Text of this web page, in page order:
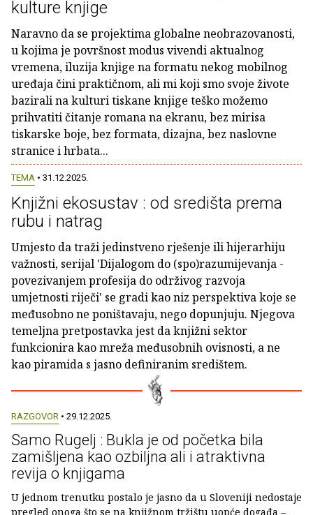
kulture knjige
Naravno da se projektima globalne neobrazovanosti,
u kojima je površnost modus vivendi aktualnog
vremena, iluzija knjige na formatu nekog mobilnog
uređaja čini praktičnom, ali mi koji smo svoje živote
bazirali na kulturi tiskane knjige teško možemo
prihvatiti čitanje romana na ekranu, bez mirisa
tiskarske boje, bez formata, dizajna, bez naslovne
stranice i hrbata...
TEMA • 31.12.2025.
Knjižni ekosustav : od središta prema
rubu i natrag
Umjesto da traži jedinstveno rješenje ili hijerarhiju
važnosti, serijal 'Dijalogom do (spo)razumijevanja -
povezivanjem profesija do održivog razvoja
umjetnosti riječi' se gradi kao niz perspektiva koje se
međusobno ne poništavaju, nego dopunjuju. Njegova
temeljna pretpostavka jest da knjižni sektor
funkcionira kao mreža međusobnih ovisnosti, a ne
kao piramida s jasno definiranim središtem.
RAZGOVOR • 29.12.2025.
Samo Rugelj : Bukla je od početka bila
zamišljena kao ozbiljna ali i atraktivna
revija o knjigama
U jednom trenutku postalo je jasno da u Sloveniji nedostaje
pregled onoga što se na knjižnom tržištu uopće događa –